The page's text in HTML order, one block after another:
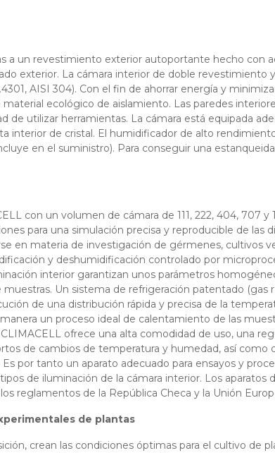
a un revestimiento exterior autoportante hecho con
exterior. La cámara interior de doble revestimiento
AISI 304). Con el fin de ahorrar energía y
ecológico de aislamiento. Las paredes
de utilizar herramientas. La cámara está equipada
interior de cristal. El humidificador de alto
en el suministro). Para conseguir una
con un volumen de cámara de 111, 222, 404, 707 y
para una simulación precisa y reproducible de las
en materia de investigación de gérmenes, cultivos
y deshumidificación controlado por
interior garantizan unos parámetros
Un sistema de refrigeración patentado (gas
de una distribución rápida y precisa de la
un proceso ideal de calentamiento de las
ofrece una alta comodidad de uso, una
de cambios de temperatura y humedad, así como
por tanto un aparato adecuado para ensayos y
de iluminación de la cámara interior. Los aparatos
reglamentos de la República Checa y la Unión
de plantas
crean las condiciones óptimas para el cultivo de